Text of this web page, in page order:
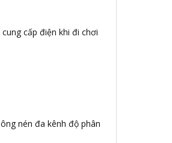
cấp điện khi đi chơi
nén đa kênh độ phân